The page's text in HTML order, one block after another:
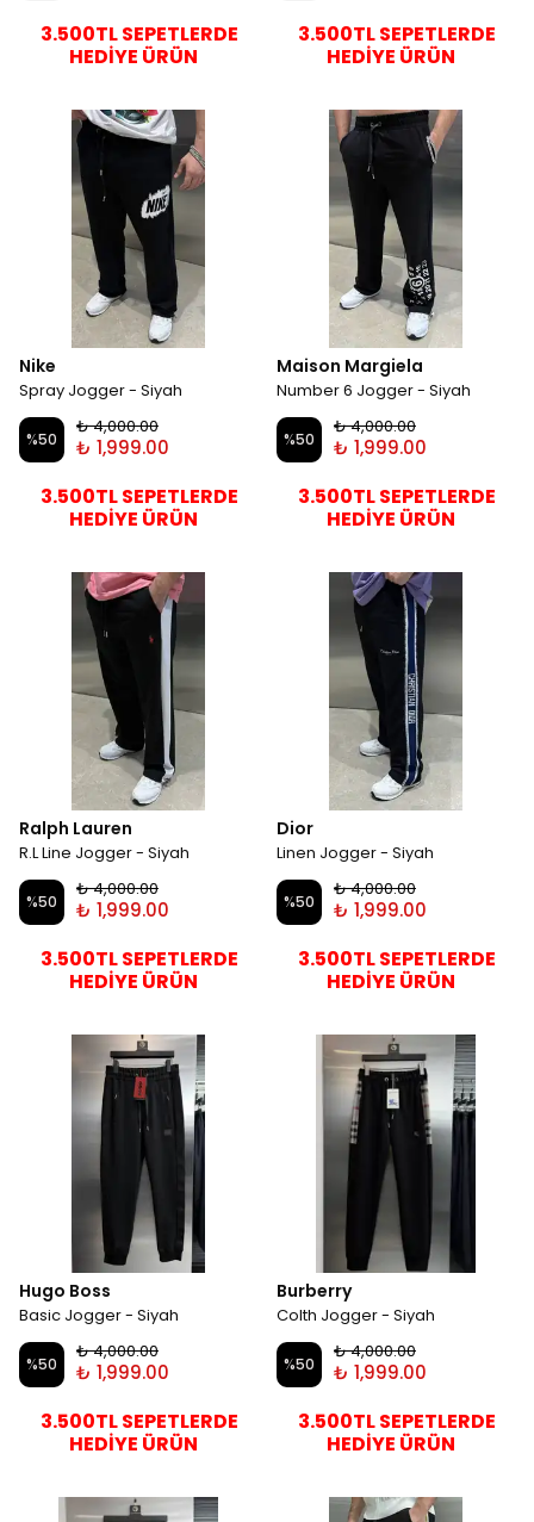
3.500TL SEPETLERDE
HEDİYE ÜRÜN
3.500TL SEPETLERDE
HEDİYE ÜRÜN
Nike
Spray Jogger - Siyah
%50
₺ 4,000.00
₺ 1,999.00
3.500TL SEPETLERDE
HEDİYE ÜRÜN
Maison Margiela
Number 6 Jogger - Siyah
%50
₺ 4,000.00
₺ 1,999.00
3.500TL SEPETLERDE
HEDİYE ÜRÜN
Ralph Lauren
R.L Line Jogger - Siyah
%50
₺ 4,000.00
₺ 1,999.00
3.500TL SEPETLERDE
HEDİYE ÜRÜN
Dior
Linen Jogger - Siyah
%50
₺ 4,000.00
₺ 1,999.00
3.500TL SEPETLERDE
HEDİYE ÜRÜN
Hugo Boss
Basic Jogger - Siyah
%50
₺ 4,000.00
₺ 1,999.00
3.500TL SEPETLERDE
HEDİYE ÜRÜN
Burberry
Colth Jogger - Siyah
%50
₺ 4,000.00
₺ 1,999.00
3.500TL SEPETLERDE
HEDİYE ÜRÜN